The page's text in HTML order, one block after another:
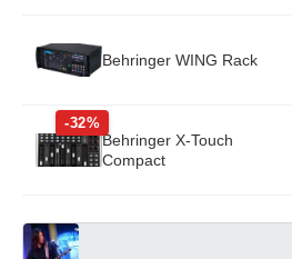
Behringer WING Rack
-32%
Behringer X-Touch
Compact